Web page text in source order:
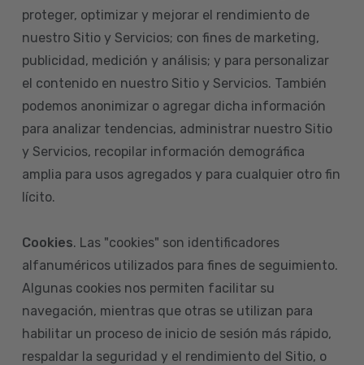
proteger, optimizar y mejorar el rendimiento de
nuestro Sitio y Servicios; con fines de marketing,
publicidad, medición y análisis; y para personalizar
el contenido en nuestro Sitio y Servicios. También
podemos anonimizar o agregar dicha información
para analizar tendencias, administrar nuestro Sitio
y Servicios, recopilar información demográfica
amplia para usos agregados y para cualquier otro fin
lícito.
Cookies. Las "cookies" son identificadores
alfanuméricos utilizados para fines de seguimiento.
Algunas cookies nos permiten facilitar su
navegación, mientras que otras se utilizan para
habilitar un proceso de inicio de sesión más rápido,
respaldar la seguridad y el rendimiento del Sitio, o